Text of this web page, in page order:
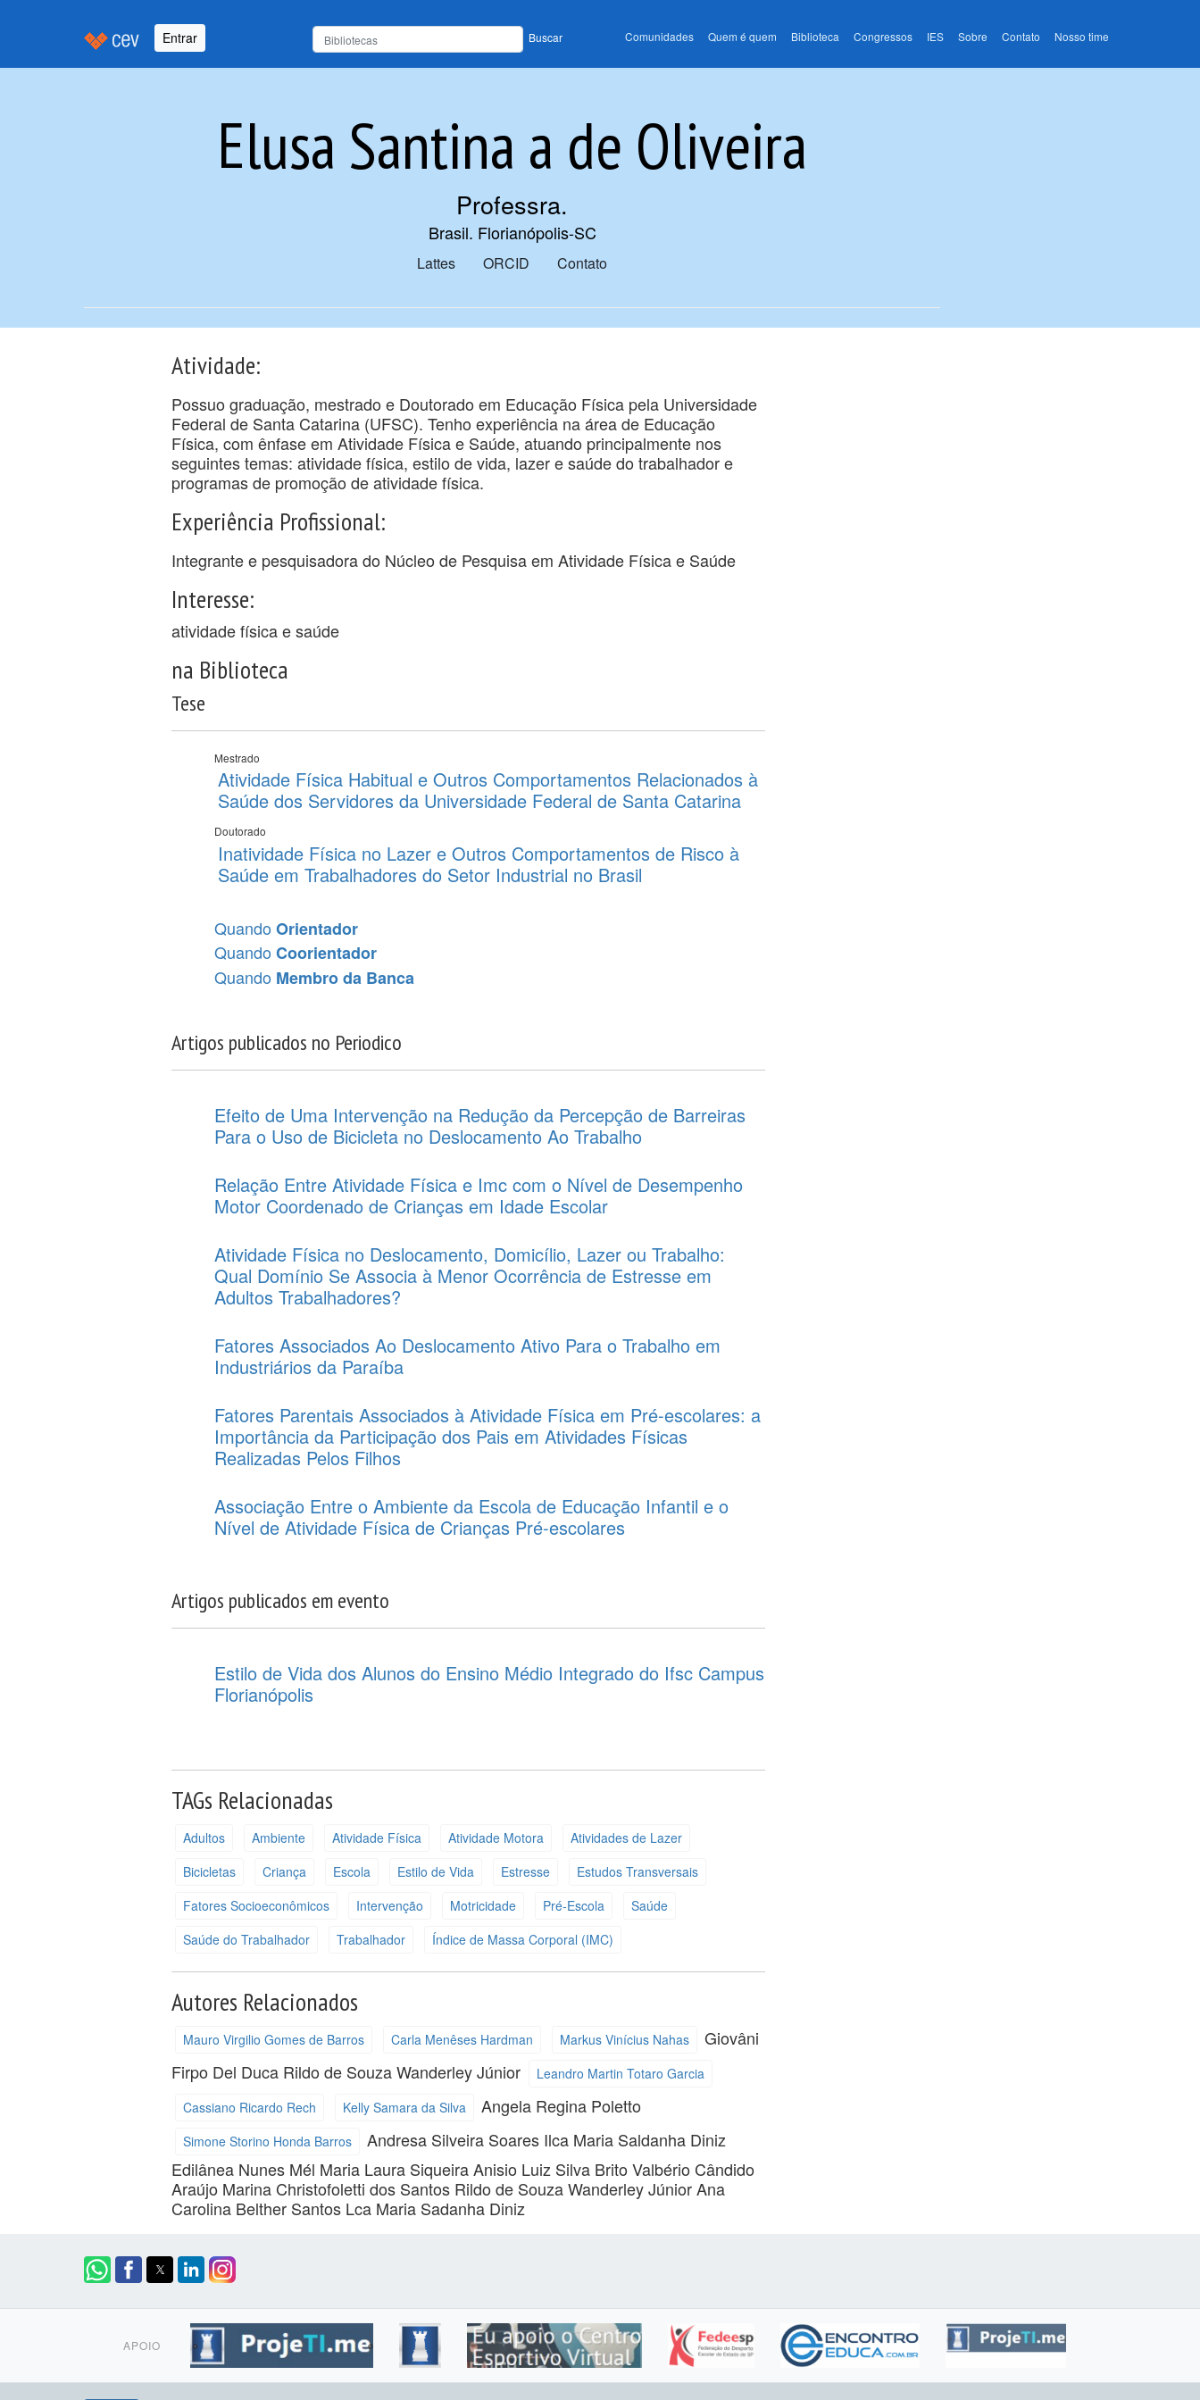
Entrar Buscar Comunidades Quem é quem Biblioteca Congressos IES Sobre Contato Nosso time
Elusa Santina a de Oliveira
Professra.
Brasil. Florianópolis-SC
Lattes ORCID Contato
Atividade:
Possuo graduação, mestrado e Doutorado em Educação Física pela Universidade
Federal de Santa Catarina (UFSC). Tenho experiência na área de Educação
Física, com ênfase em Atividade Física e Saúde, atuando principalmente nos
seguintes temas: atividade física, estilo de vida, lazer e saúde do trabalhador e
programas de promoção de atividade física.
Experiência Profissional:
Integrante e pesquisadora do Núcleo de Pesquisa em Atividade Física e Saúde
Interesse:
atividade física e saúde
na Biblioteca
Tese
Mestrado
Atividade Física Habitual e Outros Comportamentos Relacionados à
Saúde dos Servidores da Universidade Federal de Santa Catarina
Doutorado
Inatividade Física no Lazer e Outros Comportamentos de Risco à
Saúde em Trabalhadores do Setor Industrial no Brasil
QuandoOrientador
QuandoCoorientador
Quando Membro da Banca
Artigos publicados no Periodico
Efeito de Uma Intervenção na Redução da Percepção de Barreiras
Para o Uso de Bicicleta no Deslocamento Ao Trabalho
Relação Entre Atividade Física e Imc com o Nível de Desempenho
Motor Coordenado de Crianças em Idade Escolar
Atividade Física no Deslocamento, Domicílio, Lazer ou Trabalho:
Qual Domínio Se Associa à Menor Ocorrência de Estresse em
Adultos Trabalhadores?
Fatores Associados Ao Deslocamento Ativo Para o Trabalho em
Industriários da Paraíba
Fatores Parentais Associados à Atividade Física em Pré-escolares: a
Importância da Participação dos Pais em Atividades Físicas
Realizadas Pelos Filhos
Associação Entre o Ambiente da Escola de Educação Infantil e o
Nível de Atividade Física de Crianças Pré-escolares
Artigos publicados em evento
Estilo de Vida dos Alunos do Ensino Médio Integrado do Ifsc Campus
Florianópolis
TAGs Relacionadas
Adultos Ambiente Atividade Física Atividade Motora
Atividades de Lazer
Bicicletas
Criança Escola Estilo de Vida Estresse
Estudos Transversais
Fatores Socioeconômicos
Intervenção Motricidade Pré-Escola
Saúde
Saúde do Trabalhador
Trabalhador Índice de Massa Corporal (IMC)
Autores Relacionados
Mauro Virgilio Gomes de Barros Carla Menêses Hardman Markus Vinícius Nahas
Giovâni
Firpo Del Duca Rildo de Souza Wanderley Júnior
Leandro Martin Totaro Garcia
Cassiano Ricardo Rech
Kelly Samara da Silva Angela Regina Poletto
Simone Storino Honda Barros Andresa Silveira Soares Ilca Maria Saldanha Diniz
Edilânea Nunes Mél Maria Laura SiqueiraAnisio Luiz Silva BritoValbério Cândido
Araújo Marina Christofoletti dos Santos Rildo de Souza Wanderley JúniorAna
Carolina Belther Santos Lca Maria Sadanha Diniz
APOIO